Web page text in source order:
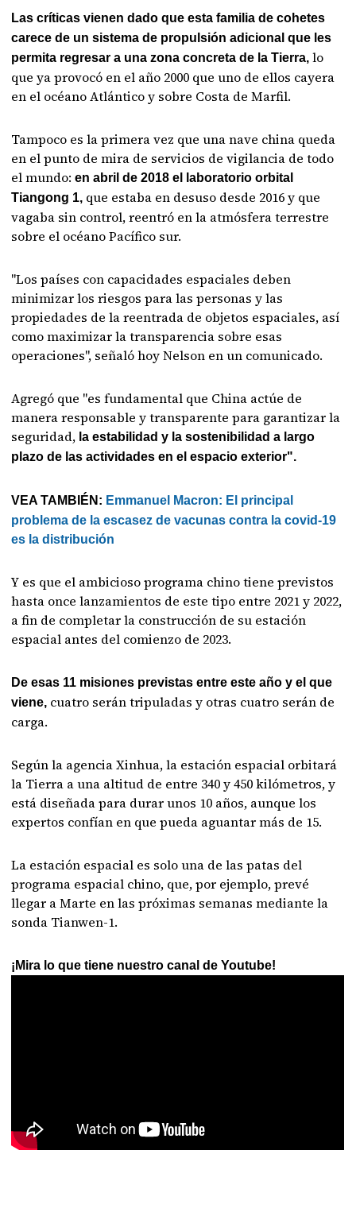
Las críticas vienen dado que esta familia de cohetes
carece de un sistema de propulsión adicional que les
permita regresar a una zona concreta de la Tierra, lo
que ya provocó en el año 2000 que uno de ellos cayera
en el océano Atlántico y sobre Costa de Marfil.
Tampoco es la primera vez que una nave china queda
en el punto de mira de servicios de vigilancia de todo
el mundo:en abril de 2018 el laboratorio orbital
Tiangong 1, que estaba en desuso desde 2016 y que
vagaba sin control, reentró en la atmósfera terrestre
sobre el océano Pacífico sur.
"Los países con capacidades espaciales deben
minimizar los riesgos para las personas y las
propiedades de la reentrada de objetos espaciales, así
como maximizar la transparencia sobre esas
operaciones", señaló hoy Nelson en un comunicado.
Agregó que "es fundamental que China actúe de
manera responsable y transparente para garantizar la
seguridad, la estabilidad y la sostenibilidad a largo
plazo de las actividades en el espacio exterior".
VEA TAMBIÉN: Emmanuel Macron: El principal
problema de la escasez de vacunas contra la covid-19
es la distribución
Y es que el ambicioso programa chino tiene previstos
hasta once lanzamientos de este tipo entre 2021 y 2022,
a fin de completar la construcción de su estación
espacial antes del comienzo de 2023.
De esas 11 misiones previstas entre este año y el que
viene, cuatro serán tripuladas y otras cuatro serán de
carga.
Según la agencia Xinhua, la estación espacial orbitará
la Tierra a una altitud de entre 340 y 450 kilómetros, y
está diseñada para durar unos 10 años, aunque los
expertos confían en que pueda aguantar más de 15.
La estación espacial es solo una de las patas del
programa espacial chino, que, por ejemplo, prevé
llegar a Marte en las próximas semanas mediante la
sonda Tianwen-1.
¡Mira lo que tiene nuestro canal de Youtube!